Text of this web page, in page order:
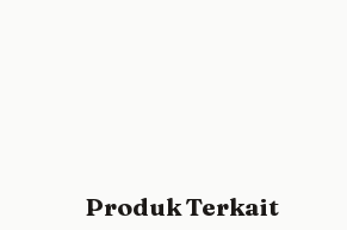
Produk Terkait